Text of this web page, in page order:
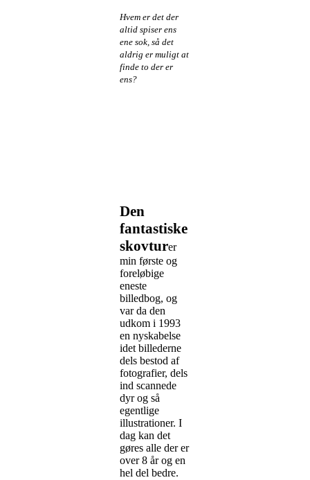
Hvem er det der
altid spiser ens
ene sok, så det
aldrig er muligt at
finde to der er
ens?
Den
fantastiske
skovturer
min første og
foreløbige
eneste
billedbog, og
var da den
udkom i 1993
en nyskabelse
idet billederne
dels bestod af
fotografier, dels
ind scannede
dyr og så
egentlige
illustrationer. I
dag kan det
gøres alle der er
over 8 år og en
hel del bedre.